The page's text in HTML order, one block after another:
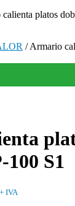
platos
/Armario
100 S1
+ IVA